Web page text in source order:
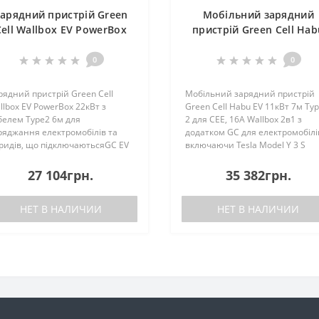
пристрій Green
Wallbox EV PowerBox
для заряджання
0
пристрій Green Cell
EV PowerBox 22кВт з
Type2 6м для
електромобілів та
що підключаютьсяGC EV
підходить для всіх
EV та гібридів
в Європі — кабель 6 м ..
27 104грн.
НЕТ В НАЛИЧИИ
Мобільний зарядний
пристрій Green Cell
16А Wallbox 2в1 з
0
Мобільний зарядний пристрій
Green Cell Habu EV 11кВт 7м
2 для CEE, 16А Wallbox 2в1 з
додатком GC для
включаючи Tesla Model Y 3 S
пристрій для електромобілів,
сумісний зі всіма
електромобілями та гібри..
35 382грн.
НЕТ В НАЛИЧИИ